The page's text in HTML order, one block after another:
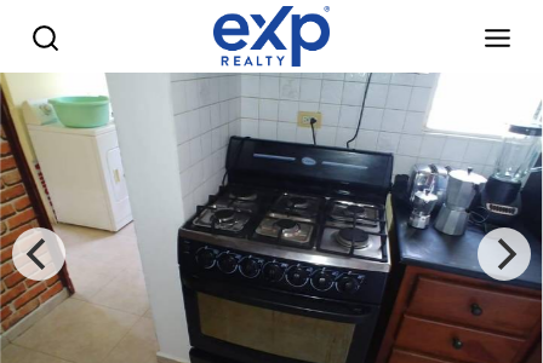
Apartamento Clasico Amueblado en Alquiler en El Vergel -